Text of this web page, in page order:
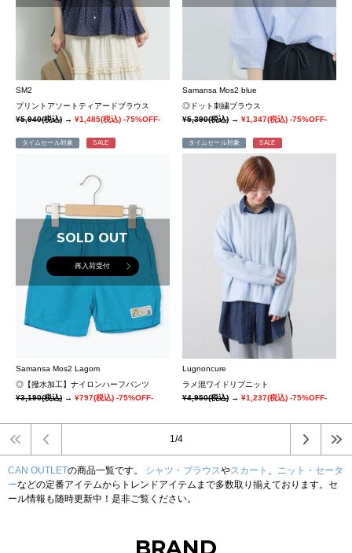
SM2
プリントアソートティアードブラウス
¥5,940(税込) → ¥1,485(税込) -75%OFF-
Samansa Mos2 blue
◎ドット刺繍ブラウス
¥5,390(税込)→¥1,347(税込) -75%OFF-
タイムセール対象 SALE
SOLD OUT
再入荷受付
Samansa Mos2 Lagom
◎【撥水加工】ナイロンハーフパンツ
¥3,190(税込) → ¥797(税込) -75%OFF-
タイムセール対象 SALE
Lugnoncure
ラメ混ワイドリブニット
¥4,950(税込)→¥1,237(税込) -75%OFF-
1/4
CAN OUTLETの商品一覧です。 シャツ・ブラウスやスカート 、 ニット・セータ
ーなどの定番アイテムからトレンドアイテムまで多数取り揃えております。セ
ール情報も随時更新中！是非ご覧ください。